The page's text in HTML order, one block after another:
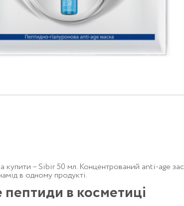
купити – Sibir 50 мл. Концентрований anti-age
в одному продукті.
в косметиці